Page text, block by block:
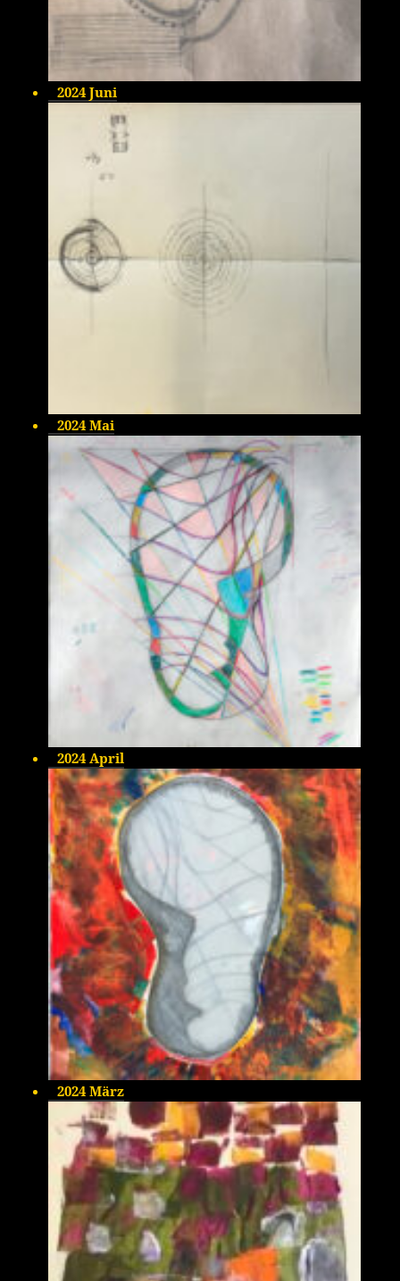
2024 Juni
2024 Mai
2024 April
2024 März